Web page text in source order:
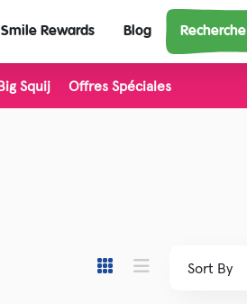
Toys
Smile Rewards Blog Recherche
Squij Offres Spéciales